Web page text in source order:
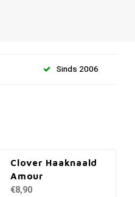
Sinds 2006
Clover Haaknaald
Amour
€8,90